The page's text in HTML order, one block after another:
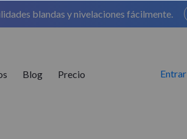
blandas y nivelaciones fácilmente.
Blog Precio Entrar